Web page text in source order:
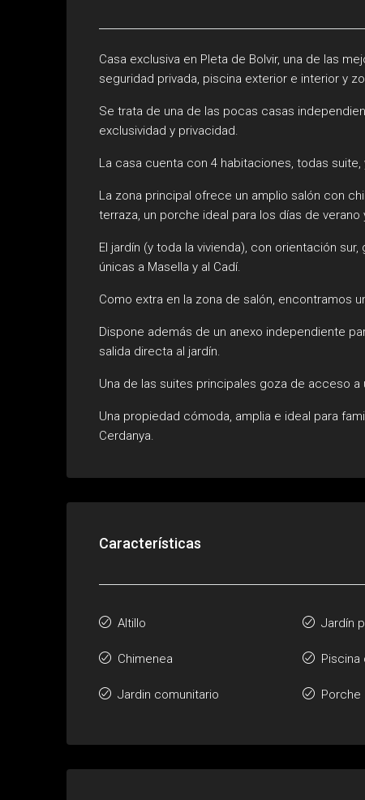
Casa exclusiva en Pleta de Bolvir, una de las
seguridad privada, piscina exterior e interior y
Se trata de una de las pocas casas
exclusividad y privacidad.
La casa cuenta con 4 habitaciones, todas suite,
La zona principal ofrece un amplio salón con
terraza, un porche ideal para los días de verano
El jardín (y toda la vivienda), con orientación
únicas a Masella y al Cadí.
Como extra en la zona de salón, encontramos
Dispone además de un anexo independiente
salida directa al jardín.
Una de las suites principales goza de acceso
Una propiedad cómoda, amplia e ideal para
Cerdanya.
Características
Altillo
Chimenea
Jardin comunitario
Jardín
Piscina
Porche